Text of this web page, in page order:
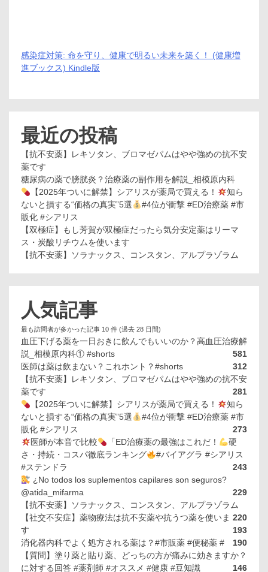
感染症対策: 命を守り、健康で明るい未来を築く！ (健康増
進ブックス) Kindle版
最近の投稿
【抗不安薬】レキソタン、ブロマゼパムはやや強めの抗不安
薬です
糖尿病の薬で膀胱炎？治療薬の副作用を解説_相模原内科
【2025年ついに解禁】シアリスが薬局で買える！
知ら
ないと損する“価格の真実”5選
#4位が衝撃 #ED治療薬 #市
販化 #シアリス
【双極症】もし芳賀が双極症だったら気分安定薬はリーマ
ス・炭酸リチウムを使います
【抗不安薬】ソラナックス、コンスタン、アルプラゾラム
人気記事
最も訪問者が多かった記事 10 件 (過去 28 日間)
血圧下げる薬を一日おきに飲んでもいいのか？高血圧治療解
説_相模原内科① #shorts
581
医師は薬は飲まない？これホント？#shorts
312
【抗不安薬】レキソタン、ブロマゼパムはやや強めの抗不安
薬です
281
【2025年ついに解禁】シアリスが薬局で買える！
知ら
ないと損する“価格の真実”5選
#4位が衝撃 #ED治療薬 #市
販化 #シアリス
273
医師が本音で比較
「ED治療薬の最強はこれだ！
硬
さ・持続・コスパ徹底ランキング
#バイアグラ #シアリス
#ステンドラ
243
¿No todos los suplementos capilares son seguros?
@atida_mifarma
229
【抗不安薬】ソラナックス、コンスタン、アルプラゾラム
220
【社交不安症】薬物療法は抗不安薬や抗うつ薬を使いま
す
193
消化器内科でよく処方される薬は？#市販薬 #便秘薬 #
190
【質問】塗り薬と貼り薬、どっちの方が痛みに効きますか？
に対する回答 #薬剤師 #オススメ #健康 #豆知識
146